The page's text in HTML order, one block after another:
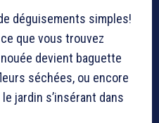
déguisements simples!
que vous trouvez
devient baguette
séchées, ou encore
jardin s’insérant dans